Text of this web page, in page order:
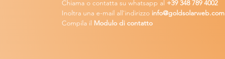
Chiama o contatta su whatsapp al +39 348 789 4002
Inoltra una e-mail all'indirizzo info@goldsolarweb.com
Compila il Modulo di contatto